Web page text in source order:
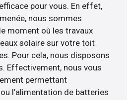
pour vous. En effet,
nous sommes
moment où les travaux
solaire sur votre toit
Pour cela, nous disposons
Effectivement, nous vous
permettant
l’alimentation de batteries